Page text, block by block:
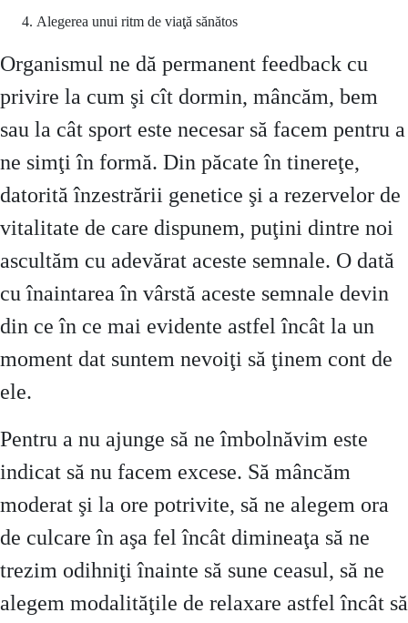
Alegerea unui ritm de viaţă sănătos
Organismul ne dă permanent feedback cu
privire la cum şi cît dormin, mâncăm, bem
sau la cât sport este necesar să facem pentru a
ne simţi în formă. Din păcate în tinereţe,
datorită înzestrării genetice şi a rezervelor de
vitalitate de care dispunem, puţini dintre noi
ascultăm cu adevărat aceste semnale. O dată
cu înaintarea în vârstă aceste semnale devin
din ce în ce mai evidente astfel încât la un
moment dat suntem nevoiţi să ţinem cont de
ele.
Pentru a nu ajunge să ne îmbolnăvim este
indicat să nu facem excese. Să mâncăm
moderat şi la ore potrivite, să ne alegem ora
de culcare în aşa fel încât dimineaţa să ne
trezim odihniţi înainte să sune ceasul, să ne
alegem modalităţile de relaxare astfel încât să